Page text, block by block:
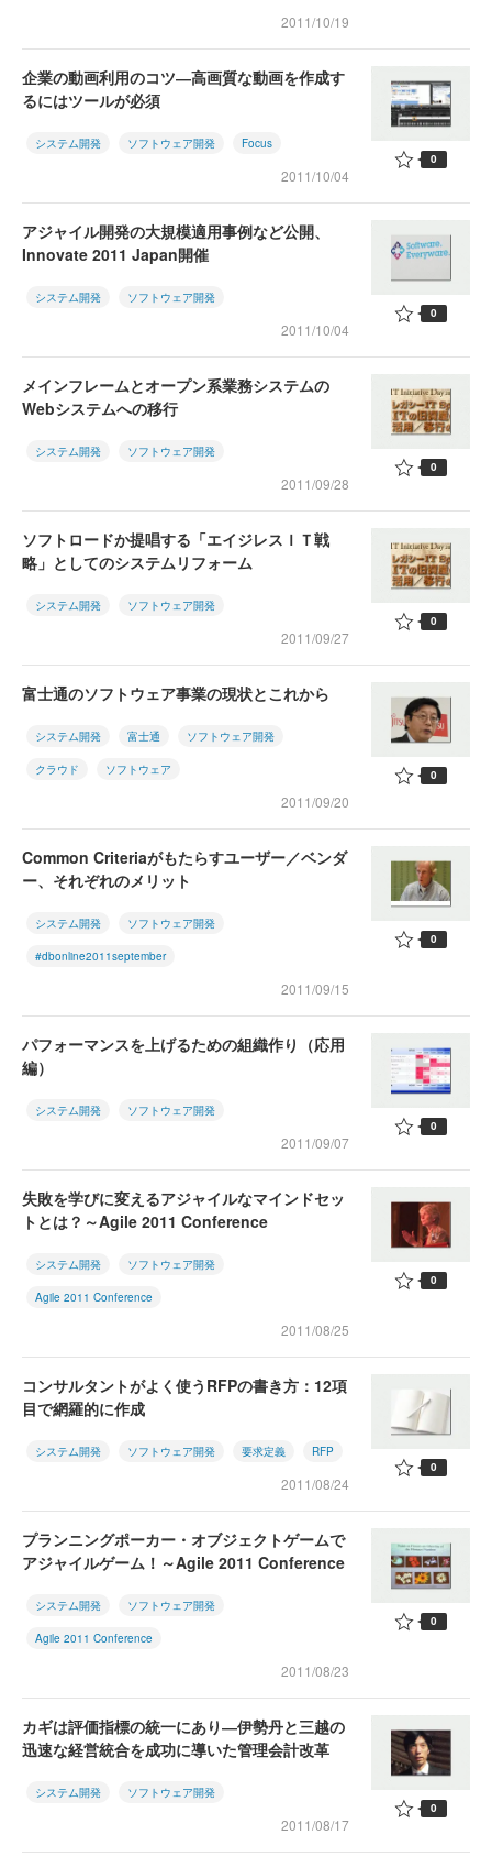
2011/10/19
企業の動画利用のコツ―高画質な動画を作成す
るにはツールが必須
システム開発 ソフトウェア開発 Focus
2011/10/04
0
アジャイル開発の大規模適用事例など公開、
Innovate 2011 Japan開催
システム開発 ソフトウェア開発
2011/10/04
0
メインフレームとオープン系業務システムの
Webシステムへの移行
システム開発 ソフトウェア開発
2011/09/28
0
ソフトロードか提唱する「エイジレスＩＴ戦
略」としてのシステムリフォーム
システム開発 ソフトウェア開発
2011/09/27
0
富士通のソフトウェア事業の現状とこれから
システム開発 富士通 ソフトウェア開発
クラウド ソフトウェア
2011/09/20
0
Common Criteriaがもたらすユーザー／ベンダ
ー、それぞれのメリット
システム開発 ソフトウェア開発
#dbonline2011september
2011/09/15
0
パフォーマンスを上げるための組織作り（応用
編）
システム開発 ソフトウェア開発
2011/09/07
0
失敗を学びに変えるアジャイルなマインドセッ
トとは？～Agile 2011 Conference
システム開発 ソフトウェア開発
Agile 2011 Conference
2011/08/25
0
コンサルタントがよく使うRFPの書き方：12項
目で網羅的に作成
システム開発 ソフトウェア開発 要求定義 RFP
2011/08/24
0
プランニングポーカー・オブジェクトゲームで
アジャイルゲーム！～Agile 2011 Conference
システム開発 ソフトウェア開発
Agile 2011 Conference
2011/08/23
0
カギは評価指標の統一にあり―伊勢丹と三越の
迅速な経営統合を成功に導いた管理会計改革
システム開発 ソフトウェア開発
2011/08/17
0